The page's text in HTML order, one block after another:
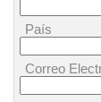
País
Correo